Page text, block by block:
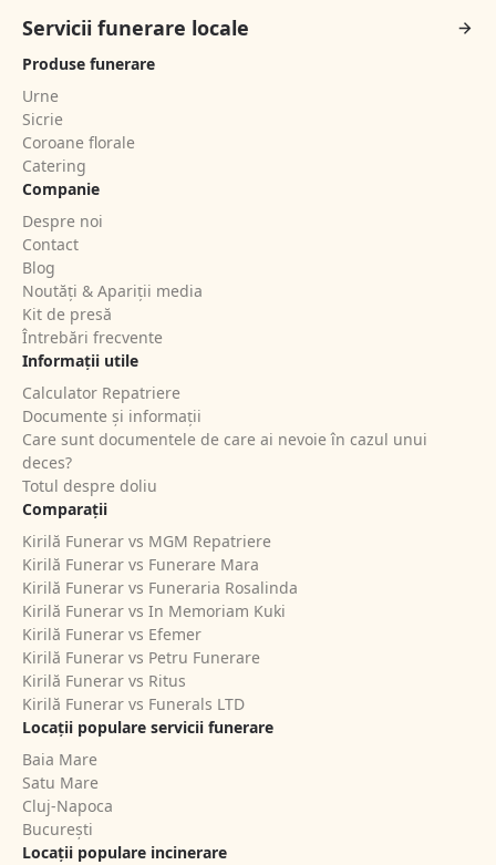
Servicii funerare locale
Produse funerare
Urne
Sicrie
Coroane florale
Catering
Companie
Despre noi
Contact
Blog
Noutăți & Apariții media
Kit de presă
Întrebări frecvente
Informații utile
Calculator Repatriere
Documente și informații
Care sunt documentele de care ai nevoie în cazul unui
deces?
Totul despre doliu
Comparații
Kirilă Funerar vs MGM Repatriere
Kirilă Funerar vs Funerare Mara
Kirilă Funerar vs Funeraria Rosalinda
Kirilă Funerar vs In Memoriam Kuki
Kirilă Funerar vs Efemer
Kirilă Funerar vs Petru Funerare
Kirilă Funerar vs Ritus
Kirilă Funerar vs Funerals LTD
Locații populare servicii funerare
Baia Mare
Satu Mare
Cluj-Napoca
București
Locații populare incinerare